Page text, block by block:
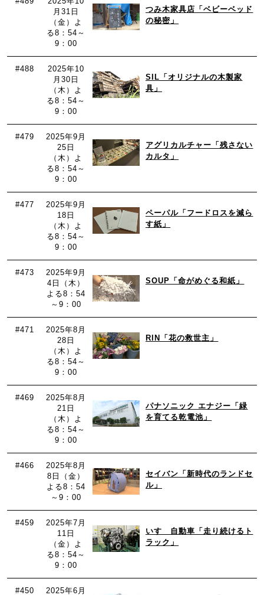
月31日
（金）よ
る8：54～
9：00
つみ木家具店「ベビーベッド
の秘密」
#488
2025年10
月30日
（木）よ
る8：54～
9：00
SIL「オリジナルの木製家
具」
#479
2025年9月
25日
（木）よ
る8：54～
9：00
アグリカルチャー「残さない
カルタ」
#477
2025年9月
18日
（木）よ
る8：54～
9：00
ペーパル「フードロスを減ら
す紙」
#473
2025年9月
4日（木）
よる8：54
～9：00
SOUP「命がめぐる和紙」
#471
2025年8月
28日
（木）よ
る8：54～
9：00
RIN「花の救世主」
#469
2025年8月
21日
（木）よ
る8：54～
9：00
パナソニック エナジー「緑
を育てる乾電池」
#466
2025年8月
8日（金）
よる8：54
～9：00
セイバン「新時代のランドセ
ル」
#459
2025年7月
11日
（金）よ
る8：54～
9：00
いすゞ自動車「走り続けるト
ラック」
#450
2025年6月